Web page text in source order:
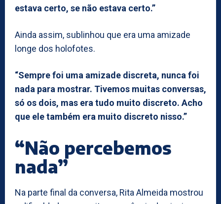
estava certo, se não estava certo.”
Ainda assim, sublinhou que era uma amizade
longe dos holofotes.
“Sempre foi uma amizade discreta, nunca foi
nada para mostrar. Tivemos muitas conversas,
só os dois, mas era tudo muito discreto. Acho
que ele também era muito discreto nisso.”
“Não percebemos
nada”
Na parte final da conversa, Rita Almeida mostrou